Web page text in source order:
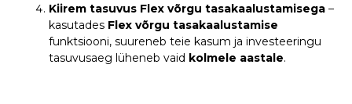
Kiirem tasuvus Flex võrgu tasakaalustamisega –
kasutades Flex võrgu tasakaalustamise
funktsiooni, suureneb teie kasum ja investeeringu
tasuvusaeg lüheneb vaid kolmele aastale.